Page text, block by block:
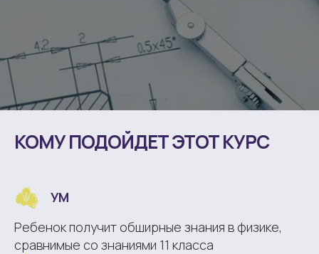
КОМУ ПОДОЙДЕТ ЭТОТ КУРС
УМ
Ребенок получит обширные знания в физике,
сравнимые со знаниями 11 класса